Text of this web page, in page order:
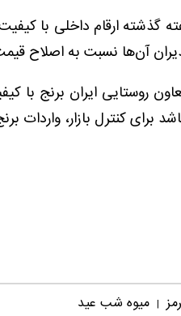
گذشته ارقام داخلی با
آن‌ها نسبت به اصلاح
روستایی ایران برنج با
برای کنترل بازار،
| میوه شب عید